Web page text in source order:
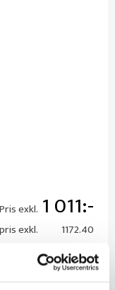
Pris exkl. 1 011
exkl.
1172.40
Styck